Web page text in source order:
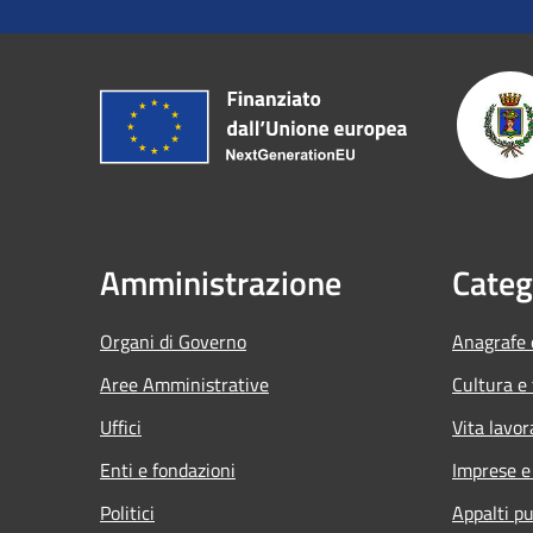
Amministrazione
Organi di Governo
Aree Amministrative
Uffici
Enti e fondazioni
Politici
Cultura
Vita
Imprese
Appalti